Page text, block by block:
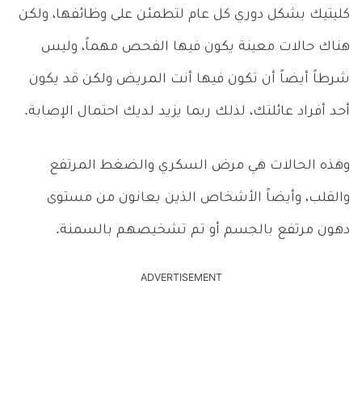
كليتيك بشكل دوري كل عام لتطمئن على وظائفها، ولكن
هناك حالات معينة يكون فيها الفحص مهماً، وليس
شرطاً أيضاً أن تكون فيها أنت المريض ولكن قد يكون
أحد أفراد عائلتك، لذلك ربما يزيد لديك احتمال الإصابة.
وهذه الحالات هي مرض السكري والضغط المرتفع
والقلب، وأيضاً الأشخاص الذين يعانون من مستوى
دهون مرتفع بالجسم أو تم تشخيصهم بالسمنة.
ADVERTISEMENT